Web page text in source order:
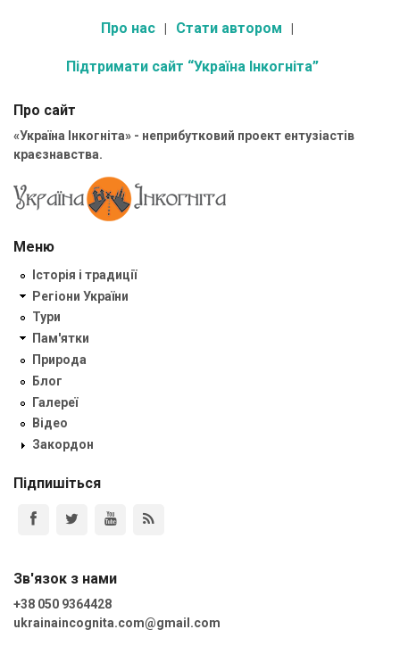
Про нас Стати автором
Підтримати сайт “Україна Інкогніта”
Про сайт
«Україна Інкогніта» - неприбутковий проект ентузіастів
краєзнавства.
Меню
Історія і традиції
Регіони України
Тури
Пам'ятки
Природа
Блог
Галереї
Відео
Закордон
Підпишіться
Зв'язок з нами
+38 050 9364428
ukrainaincognita.com@gmail.com